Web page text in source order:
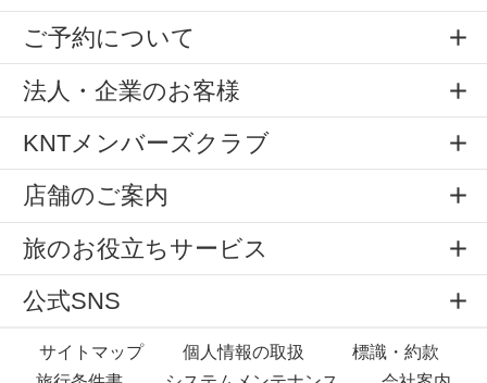
ご予約について
法人・企業のお客様
KNTメンバーズクラブ
店舗のご案内
旅のお役立ちサービス
公式SNS
サイトマップ 個人情報の取扱
標識・約款